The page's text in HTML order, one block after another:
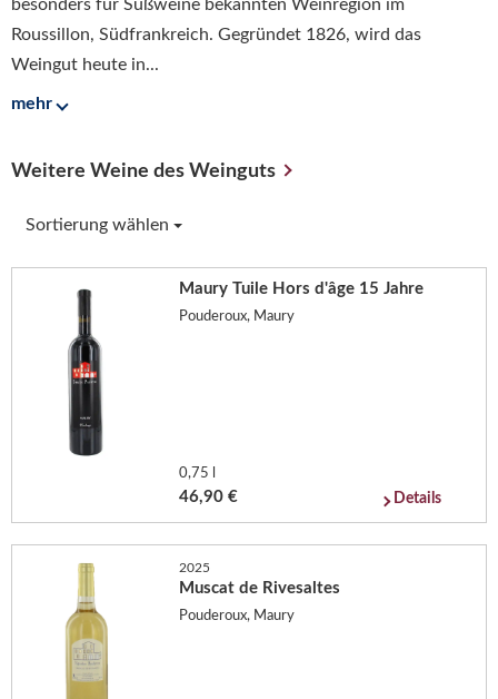
besonders für Süßweine bekannten Weinregion im
Roussillon, Südfrankreich. Gegründet 1826, wird das
Weingut heute in...
mehr
Weitere Weine des Weinguts
Sortierung wählen
Maury Tuile Hors d'âge 15 Jahre
Pouderoux, Maury
0,75 l
46,90 € Details
2025
Muscat de Rivesaltes
Pouderoux, Maury